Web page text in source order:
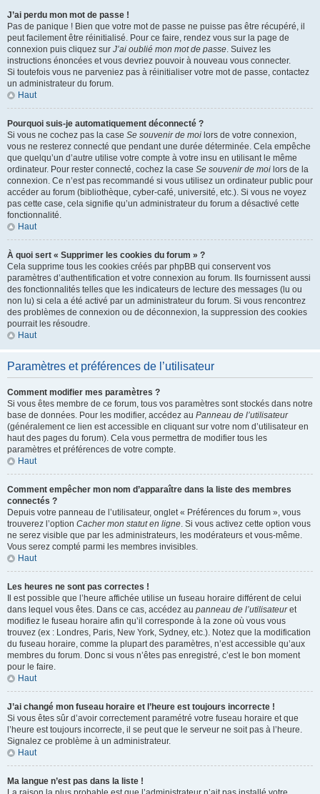
J’ai perdu mon mot de passe !
Pas de panique ! Bien que votre mot de passe ne puisse pas être récupéré, il
peut facilement être réinitialisé. Pour ce faire, rendez vous sur la page de
connexion puis cliquez sur J’ai oublié mon mot de passe. Suivez les
instructions énoncées et vous devriez pouvoir à nouveau vous connecter.
Si toutefois vous ne parveniez pas à réinitialiser votre mot de passe, contactez
un administrateur du forum.
Haut
Pourquoi suis-je automatiquement déconnecté ?
Si vous ne cochez pas la case Se souvenir de moi lors de votre connexion,
vous ne resterez connecté que pendant une durée déterminée. Cela empêche
que quelqu’un d’autre utilise votre compte à votre insu en utilisant le même
ordinateur. Pour rester connecté, cochez la case Se souvenir de moi lors de la
connexion. Ce n’est pas recommandé si vous utilisez un ordinateur public pour
accéder au forum (bibliothèque, cyber-café, université, etc.). Si vous ne voyez
pas cette case, cela signifie qu’un administrateur du forum a désactivé cette
fonctionnalité.
Haut
À quoi sert « Supprimer les cookies du forum » ?
Cela supprime tous les cookies créés par phpBB qui conservent vos
paramètres d’authentification et votre connexion au forum. Ils fournissent aussi
des fonctionnalités telles que les indicateurs de lecture des messages (lu ou
non lu) si cela a été activé par un administrateur du forum. Si vous rencontrez
des problèmes de connexion ou de déconnexion, la suppression des cookies
pourrait les résoudre.
Haut
Paramètres et préférences de l’utilisateur
Comment modifier mes paramètres ?
Si vous êtes membre de ce forum, tous vos paramètres sont stockés dans notre
base de données. Pour les modifier, accédez au Panneau de l’utilisateur
(généralement ce lien est accessible en cliquant sur votre nom d’utilisateur en
haut des pages du forum). Cela vous permettra de modifier tous les
paramètres et préférences de votre compte.
Haut
Comment empêcher mon nom d’apparaître dans la liste des membres
connectés ?
Depuis votre panneau de l’utilisateur, onglet « Préférences du forum », vous
trouverez l’option Cacher mon statut en ligne. Si vous activez cette option vous
ne serez visible que par les administrateurs, les modérateurs et vous-même.
Vous serez compté parmi les membres invisibles.
Haut
Les heures ne sont pas correctes !
Il est possible que l’heure affichée utilise un fuseau horaire différent de celui
dans lequel vous êtes. Dans ce cas, accédez au panneau de l’utilisateuret
modifiez le fuseau horaire afin qu’il corresponde à la zone où vous vous
trouvez (ex : Londres, Paris, New York, Sydney, etc.). Notez que la modification
du fuseau horaire, comme la plupart des paramètres, n’est accessible qu’aux
membres du forum. Donc si vous n’êtes pas enregistré, c’est le bon moment
pour le faire.
Haut
J’ai changé mon fuseau horaire et l’heure est toujours incorrecte !
Si vous êtes sûr d’avoir correctement paramétré votre fuseau horaire et que
l’heure est toujours incorrecte, il se peut que le serveur ne soit pas à l’heure.
Signalez ce problème à un administrateur.
Haut
Ma langue n’est pas dans la liste !